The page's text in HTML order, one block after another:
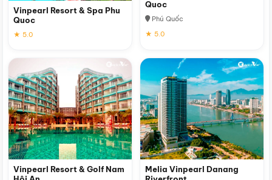
Vinpearl Resort & Spa Phu
Quoc
★ 5.0
Quoc
Phú Quốc
★ 5.0
Vinpearl Resort & Golf Nam
Melia Vinpearl Danang